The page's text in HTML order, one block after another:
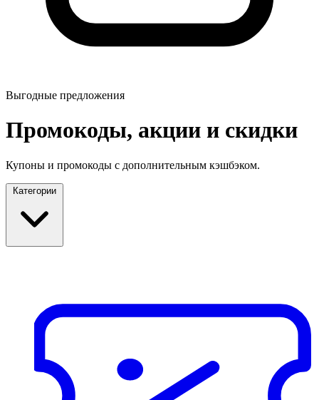
Выгодные предложения
Промокоды, акции и скидки
Купоны и промокоды с дополнительным кэшбэком.
Категории